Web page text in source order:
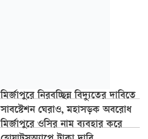
মির্জাপুরে নিরবচ্ছিন্ন বিদ্যুতের দাবিতে
সাবস্টেশন ঘেরাও, মহাসড়ক অবরোধ
মির্জাপুরে ওসির নাম ব্যবহার করে